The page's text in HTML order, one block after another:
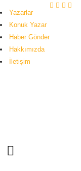
Yazarlar
Konuk Yazar
Haber Gönder
Hakkımızda
İletişim